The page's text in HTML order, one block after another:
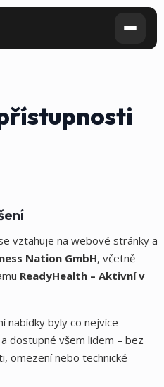
vztahuje na webové stránky a
Nation GmbH, včetně
ReadyHealth – Aktivní v
nabídky byly co nejvíce
dostupné všem lidem – bez
omezení nebo technické